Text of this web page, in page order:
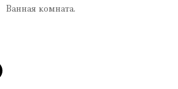
Ванная комната.